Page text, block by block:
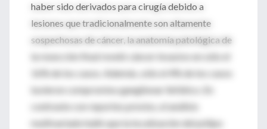
haber sido derivados para cirugía debido a
lesiones que tradicionalmente son altamente
sospechosas de cáncer, la anatomía patológica de
la resección final reveló cáncer invasivo en sólo el
16% de los casos. Además, sólo el 4% de los casos
tuvieron compromiso ganglionar linfático. En
contraste con reportes previos, el análisis
multivariado halló que la localización del pólipo